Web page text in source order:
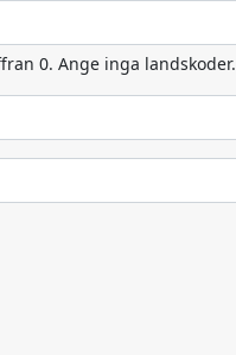
0. Ange inga landskoder.